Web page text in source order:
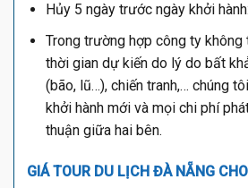
Hủy 5 ngày trước ngày khởi
Trong trường hợp công ty
thời gian dự kiến do lý do bất
(bão, lũ…), chiến tranh,… chúng
khởi hành mới và mọi chi phí
thuận giữa hai bên.
GIÁ TOUR DU LỊCH ĐÀ NẴNG